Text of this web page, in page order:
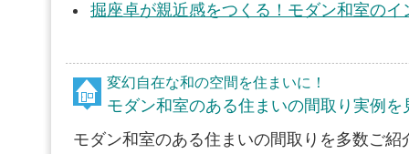
掘座卓が親近感をつくる！モダン和室の
変幻自在な和の空間を住まいに！
モダン和室のある住まいの間取り実例を
モダン和室のある住まいの間取りを多数ご